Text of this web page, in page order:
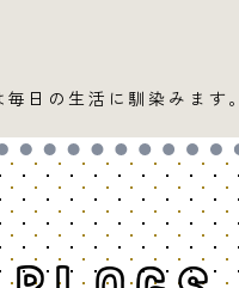
日の生活に馴染みます。